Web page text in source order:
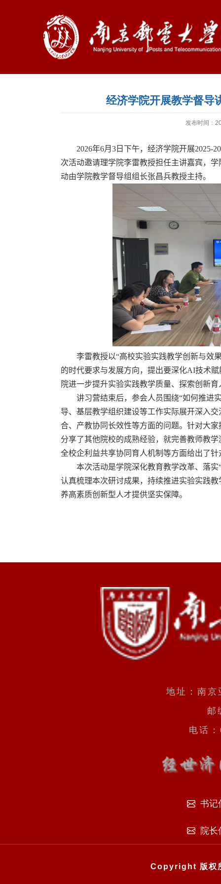
经济学院开展教学督导
发布时间：
2026年6月 3日下午，经济学院开展2025-
次活动邀请理学院李雷教授担任主讲嘉宾，
动由学院教学督导组组长张昌兵教授主持。
李雷教授以“高校实验实践教学创新与效
的时代要求与发展方向，提出要深化AI技术赋
院进一步提升实验实践教学质量、探索创新
讲习营结束后，参会人员围绕“如何推进
导、基层教学组织建设等工作实际展开深入
合、产教协同长效性等方面的问题。针对大
分享了其他院校的成熟经验，就完善教师教
全校企利益共享协同育人机制等方面给出了针
本次活动是学院深化教育教学改革、落
认真梳理本次研讨成果，持续推进实验实践
养高素质创新型人才提供坚实保障。
地址：南京
邮
电话
书记
院长
Copyright 版权